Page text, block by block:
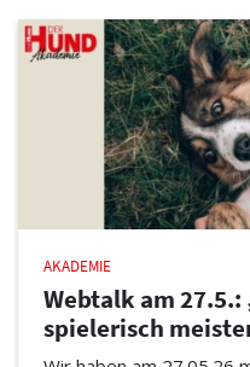
AKADEMIE
Webtalk am 27.5.:
spielerisch